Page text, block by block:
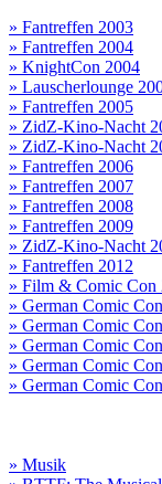
» Fantreffen 2003
» Fantreffen 2004
» KnightCon 2004
» Lauscherlounge
» Fantreffen 2005
» ZidZ-Kino-Nacht
» ZidZ-Kino-Nacht
» Fantreffen 2006
» Fantreffen 2007
» Fantreffen 2008
» Fantreffen 2009
» ZidZ-Kino-Nacht
» Fantreffen 2012
» Film & Comic Con
» German Comic
» German Comic
» German Comic
» German Comic
» German Comic
» Musik